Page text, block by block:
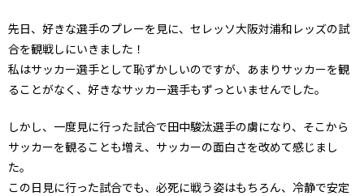
先日、好きな選手のプレーを見に、セレッソ大阪対浦和レッズの試
合を観戦しにいきました！
私はサッカー選手として恥ずかしいのですが、あまりサッカーを観
ることがなく、好きなサッカー選手もずっといませんでした。
しかし、一度見に行った試合で田中駿汰選手の虜になり、そこから
サッカーを観ることも増え、サッカーの面白さを改めて感じまし
た。
この日見に行った試合でも、必死に戦う姿はもちろん、冷静で安定